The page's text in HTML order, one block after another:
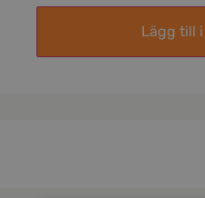
Lägg till